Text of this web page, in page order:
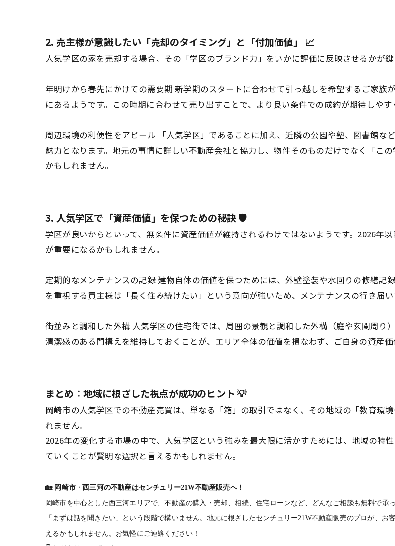
2. 売主様が意識したい「売却のタイミング」と「付加価値」 📈
人気学区の家を売却する場合、その「学区のブランド力」をいかに評価に反映させるかが鍵
年明けから春先にかけての需要期 新学期のスタートに合わせて引っ越しを希望するご家族
にあるようです。この時期に合わせて売り出すことで、より良い条件での成約が期待しやす
周辺環境の利便性をアピール 「人気学区」であることに加え、近隣の公園や塾、図書館な
魅力となります。地元の事情に詳しい不動産会社と協力し、物件そのものだけでなく「こ
かもしれません。
3. 人気学区で「資産価値」を保つための秘訣 🛡️
学区が良いからといって、無条件に資産価値が維持されるわけではないようです。2026年
が重要になるかもしれません。
定期的なメンテナンスの記録 建物自体の価値を保つためには、外壁塗装や水回りの修繕記
を重視する買主様は「長く住み続けたい」という意向が強いため、メンテナンスの行き届
街並みと調和した外構 人気学区の住宅街では、周囲の景観と調和した外構（庭や玄関周り
清潔感のある門構えを維持しておくことが、エリア全体の価値を損なわず、ご自身の資産
まとめ：地域に根ざした視点が成功のヒント 💡
岡崎市の人気学区での不動産売買は、単なる「箱」の取引ではなく、その地域の「教育環
れません。
2026年の変化する市場の中で、人気学区という強みを最大限に活かすためには、地域の特
ていくことが賢明な選択と言えるかもしれません。
🏡 岡崎市・西三河の不動産はセンチュリー21W不動産販売へ！
岡崎市を中心とした西三河エリアで、不動産の購入・売却、相続、住宅ローンなど、どんなご相談も無料で承っ
「まずは話を聞きたい」という段階で構いません。地元に根ざしたセンチュリー21W不動産販売のプロが、
えるかもしれません。お気軽にご連絡ください！